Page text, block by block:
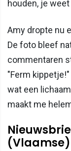
houden, je weet
Amy dropte nu
De foto bleef
commentaren
"Ferm
wat een
maakt me